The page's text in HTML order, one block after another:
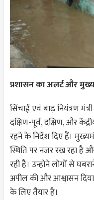
प्रशासन का अलर्ट और
सिंचाई एवं बाढ़ नियंत्रण
दक्षिण-पूर्व, दक्षिण, और
रहने के निर्देश दिए हैं।
स्थिति पर नजर रख रहा है
रही है। उन्होंने लोगों से
अपील की और आश्वासन
के लिए तैयार है।